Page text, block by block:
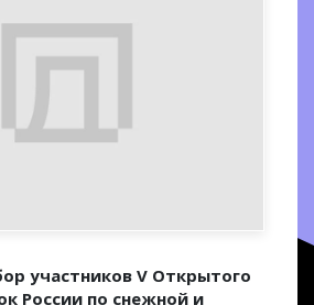
участников V Открытого
России по снежной и